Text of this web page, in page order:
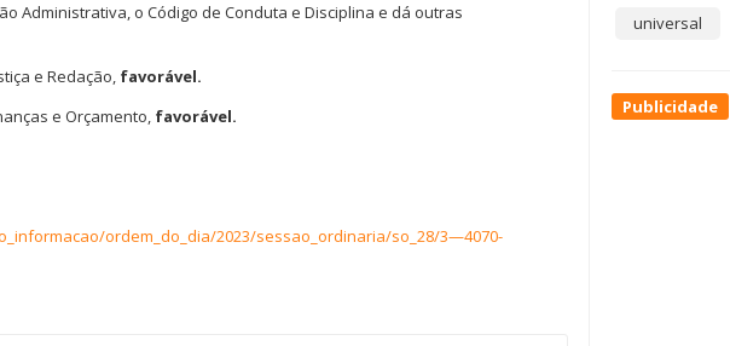
Administrativa, o Código de Conduta e Disciplina e dá outras
e Redação, favorável.
e Orçamento, favorável.
ordem_do_dia/2023/sessao_ordinaria/so_28/3—4070-
universal
Publicidade